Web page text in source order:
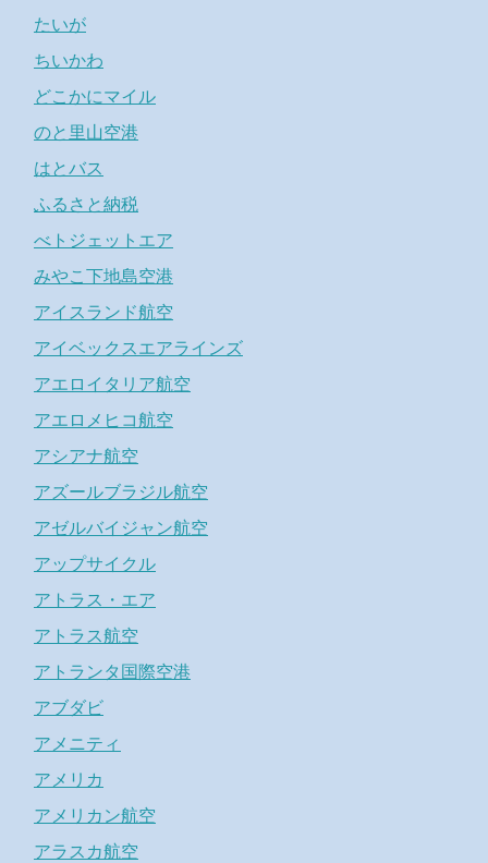
たいが
ちいかわ
どこかにマイル
のと里山空港
はとバス
ふるさと納税
べトジェットエア
みやこ下地島空港
アイスランド航空
アイベックスエアラインズ
アエロイタリア航空
アエロメヒコ航空
アシアナ航空
アズールブラジル航空
アゼルバイジャン航空
アップサイクル
アトラス・エア
アトラス航空
アトランタ国際空港
アブダビ
アメニティ
アメリカ
アメリカン航空
アラスカ航空